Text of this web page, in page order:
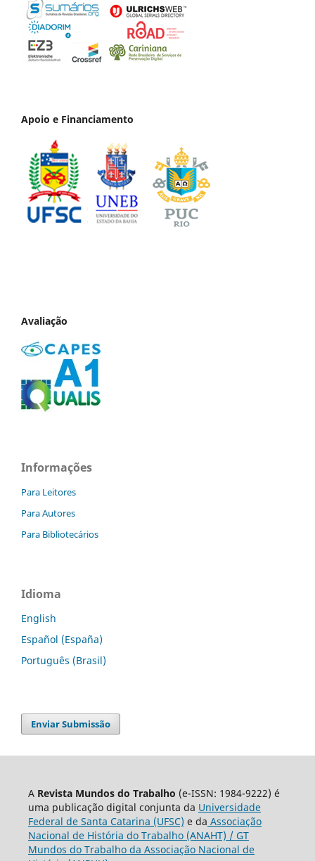
Apoio e Financiamento
Avaliação
Informações
Para Leitores
Para Autores
Para Bibliotecários
Idioma
English
Español (España)
Português (Brasil)
Enviar Submissão
A Revista Mundos do Trabalho (e-ISSN: 1984-9222) é
uma publicação digital conjunta da Universidade
Federal de Santa Catarina (UFSC) e da Associação
Nacional de História do Trabalho (ANAHT) / GT
Mundos do Trabalho da Associação Nacional de